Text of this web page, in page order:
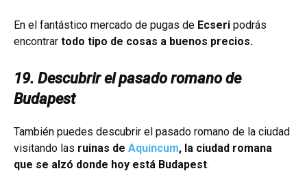
En el fantástico mercado de pugas de Ecseri podrás
encontrar todo tipo de cosas a buenos precios.
19. Descubrir el pasado romano de
Budapest
También puedes descubrir el pasado romano de la ciudad
visitando las ruinas de Aquincum, la ciudad romana
que se alzó donde hoy está Budapest.